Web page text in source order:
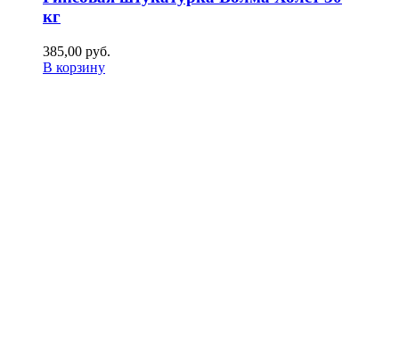
кг
385,00 руб.
В корзину